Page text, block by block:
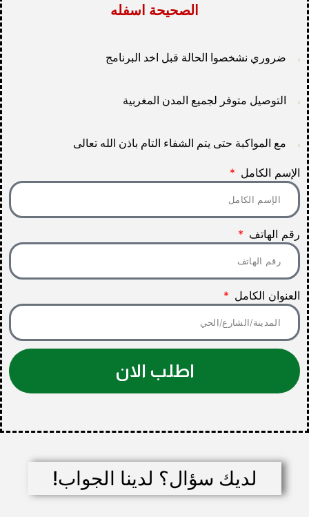
الصحيحة اسفله
ضروري نشخصوا الحالة قبل اخد البرنامج
التوصيل متوفر لجميع المدن المغربية
مع المواكبة حتى يتم الشفاء التام باذن الله تعالى
الإسم الكامل
رقم الهاتف
العنوان الكامل
اطلب الان
لديك سؤال؟ لدينا الجواب!